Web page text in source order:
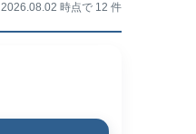
2026.08.02 時点で 12 件